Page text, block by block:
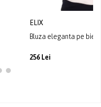
ELIX
Bluza eleganta pe bie
256 Lei